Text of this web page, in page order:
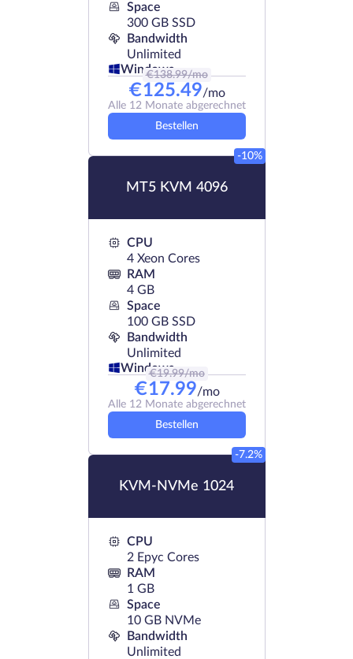
Space
300 GB SSD
Bandwidth
Unlimited
Windows
€138.99/mo
€125.49/mo
Alle 12 Monate abgerechnet
Bestellen
MT5 KVM 4096
-10%
CPU
4 Xeon Cores
RAM
4 GB
Space
100 GB SSD
Bandwidth
Unlimited
Windows
€19.99/mo
€17.99/mo
Alle 12 Monate abgerechnet
Bestellen
KVM-NVMe 1024
-7.2%
CPU
2 Epyc Cores
RAM
1 GB
Space
10 GB NVMe
Bandwidth
Unlimited